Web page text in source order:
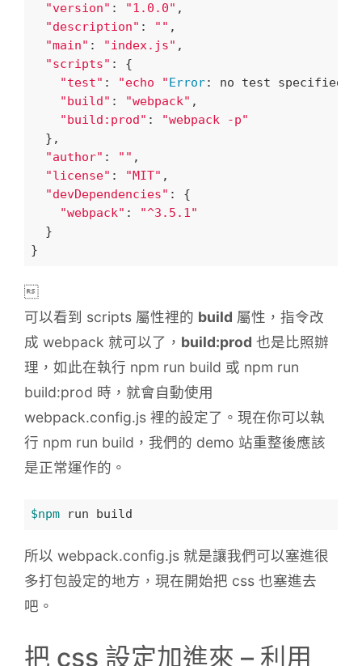
"version" : "1.0.0" ,
"description" : "" ,
"main" : "index.js" ,
"scripts" : {
"test" : "echo "Error: no test specified
"build" : "webpack" ,
"build:prod" :
"webpack -p"
  },
"author" : "" ,
"license" : "MIT" ,
"devDependencies" : {
"webpack" :
"^3.5.1"
  }
可以看到 scripts 屬性裡的 build 屬性，指令改
成 webpack 就可以了， build:prod 也是比照辦
理，如此在執行 npm run build 或 npm run
build:prod 時，就會自動使用
webpack.config.js 裡的設定了。現在你可以執
行 npm run build，我們的 demo 站重整後應該
是正常運作的。
$npm
所以 webpack.config.js 就是讓我們可以塞進很
多打包設定的地方，現在開始把 css 也塞進去
吧。
把 css 設定加進來 – 利用